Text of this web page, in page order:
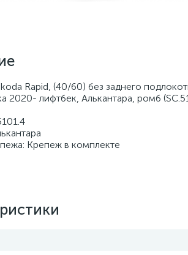
Rapid, (40/60) без заднего
2020- лифтбек, Алькантара, ромб
Крепеж в комплекте